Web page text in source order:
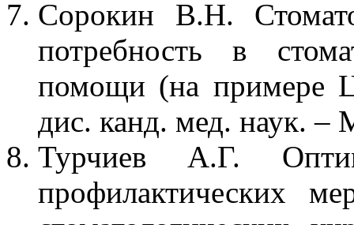
Сорокин В.Н.
потребность в
помощи (на примере
дис. канд. мед. наук. –
Турчиев А.Г.
профилактических